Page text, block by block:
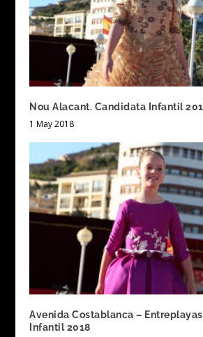
Nou Alacant. Candidata Infantil
1 May 2018
Avenida Costablanca –
Infantil 2018